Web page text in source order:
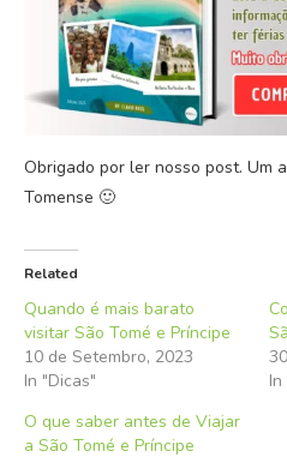
Obrigado por ler nosso post. Um
Tomense 🙂
Related
Quando é mais barato
visitar São Tomé e Príncipe
10 de Setembro, 2023
In "Dicas"
O que saber antes de Viajar
a São Tomé e Príncipe